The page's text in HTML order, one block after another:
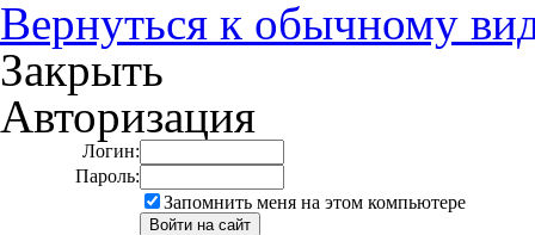
Вернуться к обычному
Закрыть
Авторизация
Логин:
Пароль:
Запомнить меня на этом компьютере